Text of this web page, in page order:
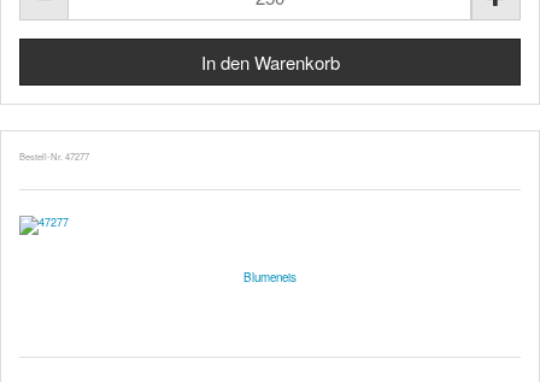
Bestell-Nr. 47277
Blumeneis